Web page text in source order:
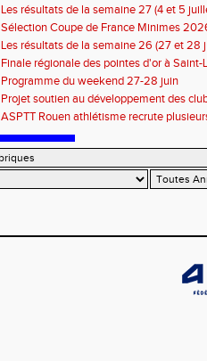
Les résultats de la semaine 27 (4 et 5
Sélection Coupe de France Minimes
Les résultats de la semaine 26 (27 et 28
Finale régionale des pointes d'or à
informations
Programme du weekend 27-28 juin
Projet soutien au développement des
ASPTT Rouen athlétisme recrute